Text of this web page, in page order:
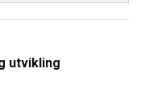
utvikling